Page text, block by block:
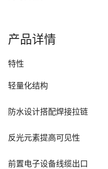
产品详情
特性
轻量化结构
防水设计搭配焊接拉链
反光元素提高可见性
前置电子设备线缆出口